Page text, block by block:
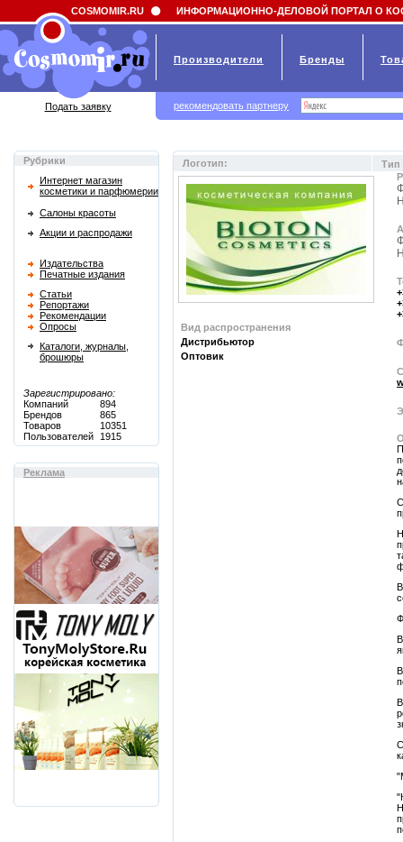
Field 'news_title' doesn't have a default value
Рубрики
Интернет магазин
косметики и парфюмерии
Салоны красоты
Акции и распродажи
Издательства
Печатные издания
Статьи
Репортажи
Рекомендации
Опросы
Каталоги, журналы,
брошюры
Зарегистрировано:
Компаний
894
Брендов
865
Товаров
10351
Пользователей
1915
Реклама
Логотип: Тип
Вид распространения
Дистрибьютор
Оптовик
COSMOMIR.RU ИНФОРМАЦИОННО-ДЕЛОВОЙ ПОРТАЛ О
Производители Бренды
Подать заявку рекомендовать партнеру